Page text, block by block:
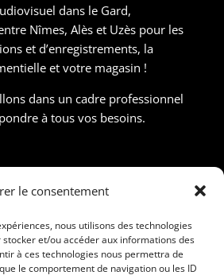
le consentement
nous utilisons des technologies
et/ou accéder aux informations des
à ces technologies nous permettra de
le comportement de navigation ou les ID
dans le Gard,
Nîmes, Alès et Uzès pour les
et d’enregistrements, la
et votre magasin !
dans un cadre professionnel
à tous vos besoins.
86 56 91 26